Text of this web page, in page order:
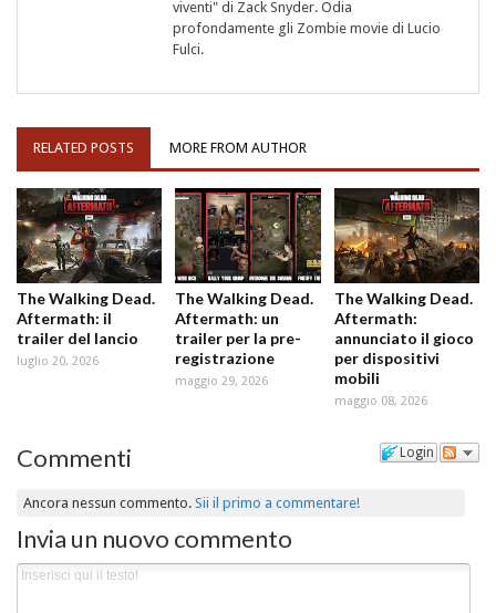
viventi" di Zack Snyder. Odia
profondamente gli Zombie movie di Lucio
Fulci.
RELATED POSTS MORE FROM AUTHOR
The Walking Dead.
Aftermath: il
trailer del lancio
luglio 20, 2026
The Walking Dead.
Aftermath: un
trailer per la pre-
registrazione
maggio 29, 2026
The Walking Dead.
Aftermath:
annunciato il gioco
per dispositivi
mobili
maggio 08, 2026
Login
Commenti
Ancora nessun commento.Sii il primo a commentare!
Invia un nuovo commento